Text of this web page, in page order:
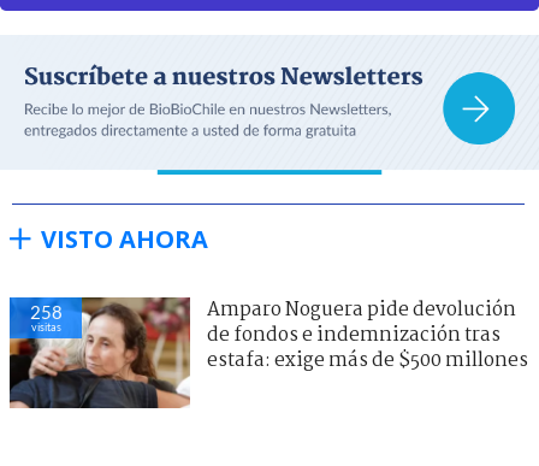
VISTO AHORA
258
visitas
Amparo Noguera pide devolución
de fondos e indemnización tras
estafa: exige más de $500 millones